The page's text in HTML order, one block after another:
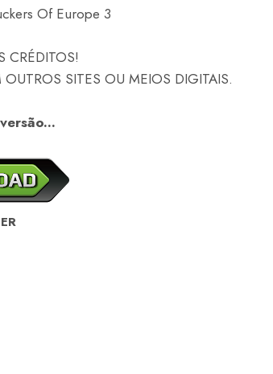
Of Europe 3
CRÉDITOS!
SITES OU MEIOS DIGITAIS.